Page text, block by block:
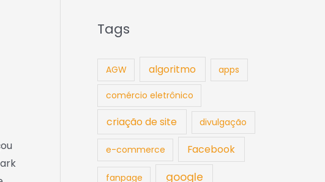
Tags
AGW algoritmo apps
comércio eletrônico
criação de site divulgação
e-commerce Facebook
fanpage google